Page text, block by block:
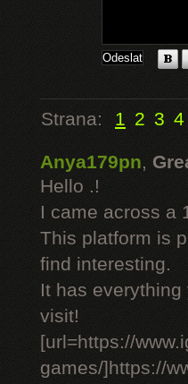
Strana: 1 2 3 4
Anya179pn,
Hello .!
I came across a
This platform is
find interesting.
It has
visit!
[url=https://
games/]https://